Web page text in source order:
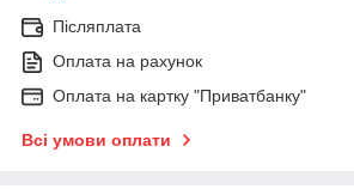
Післяплата
Оплата на рахунок
Оплата на картку "Приватбанку"
Всі умови оплати